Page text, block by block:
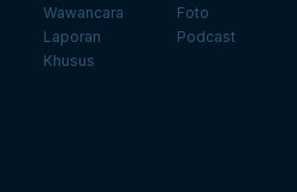
Wawancara
Laporan
Khusus
Foto
Podcast